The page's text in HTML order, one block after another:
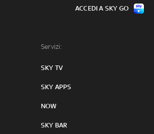
Servizi:
SKY TV
SKY APPS
NOW
SKY BAR
ACCEDI A SKY GO